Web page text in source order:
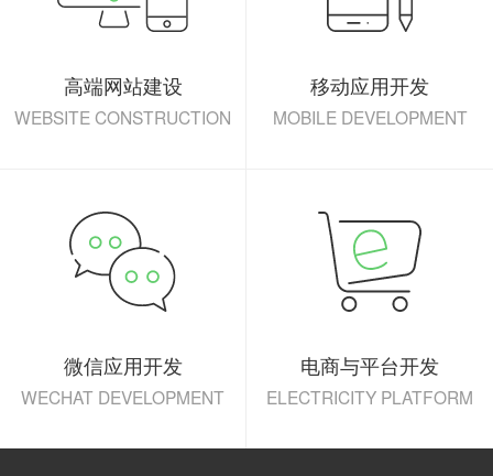
高端网站建设
WEBSITE CONSTRUCTION
移动应用开发
MOBILE DEVELOPMENT
微信应用开发
WECHAT DEVELOPMENT
电商与平台开发
ELECTRICITY PLATFORM